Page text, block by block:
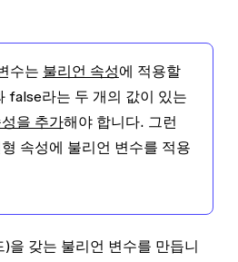
수는 불리언 속성에 적용할
false라는 두 개의 값이 있는
을 추가해야 합니다. 그런
속성에 불리언 변수를 적용
을 갖는 불리언 변수를 만듭니